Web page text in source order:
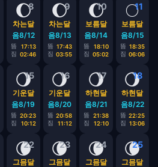
8
🌔
차는달
음8/12
뜸
17:13
짐 02:46
9
🌔
차는달
음8/13
뜸 17:43
짐 03:55
10
🌔
보름달
음8/14
뜸
18:10
짐 05:02
11
🌕
보름달
음8/15
뜸 18:35
짐 06:06
15
🌖
기운달
음8/19
뜸 20:23
짐
10:12
16
🌖
기운달
음8/20
뜸 20:58
짐
11:12
17
🌖
하현달
음8/21
뜸
21:38
짐
12:10
18
🌖
하현달
음8/22
뜸 22:25
짐 13:06
22
🌘
그믐달
23
🌘
그믐달
24
🌘
그믐달
25
🌘
그믐달